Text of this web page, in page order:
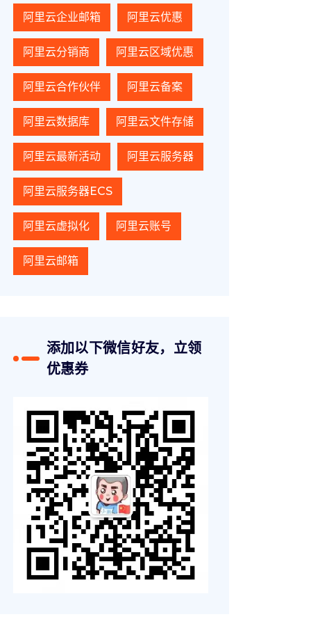
阿里云企业邮箱 阿里云优惠
阿里云分销商 阿里云区域优惠
阿里云合作伙伴 阿里云备案
阿里云数据库 阿里云文件存储
阿里云最新活动 阿里云服务器
阿里云服务器ECS
阿里云虚拟化 阿里云账号
阿里云邮箱
添加以下微信好友，立领
优惠券